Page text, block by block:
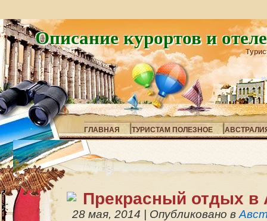
Описание курортов и
ГЛАВНАЯ ТУРИСТАМ ПОЛЕЗНОЕ
Прекрасный отдых в
28 мая, 2014 Опубликовано в